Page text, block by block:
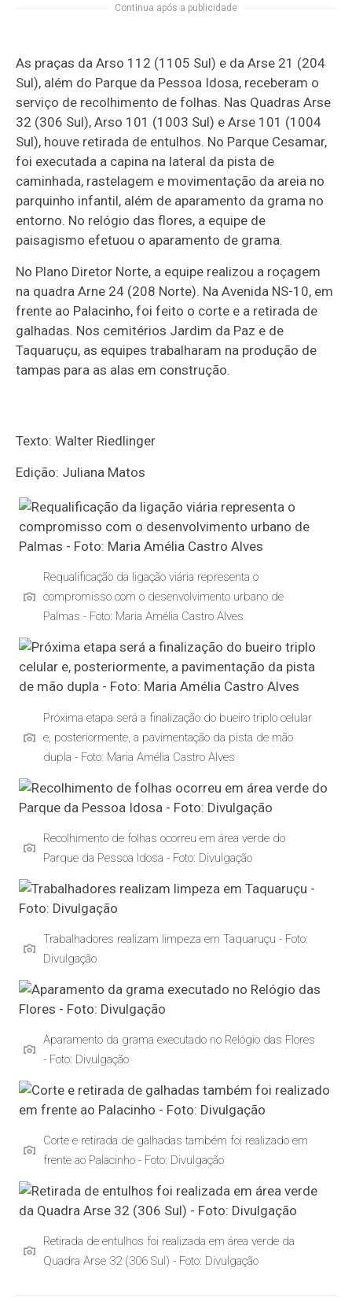
Continua após a publicidade
As praças da Arso 112 (1105 Sul) e da Arse 21 (204
Sul), além do Parque da Pessoa Idosa, receberam o
serviço de recolhimento de folhas. Nas Quadras Arse
32 (306 Sul), Arso 101 (1003 Sul) e Arse 101 (1004
Sul), houve retirada de entulhos. No Parque Cesamar,
foi executada a capina na lateral da pista de
caminhada, rastelagem e movimentação da areia no
parquinho infantil, além de aparamento da grama no
entorno. No relógio das flores, a equipe de
paisagismo efetuou o aparamento de grama.
No Plano Diretor Norte, a equipe realizou a roçagem
na quadra Arne 24 (208 Norte). Na Avenida NS-10, em
frente ao Palacinho, foi feito o corte e a retirada de
galhadas. Nos cemitérios Jardim da Paz e de
Taquaruçu, as equipes trabalharam na produção de
tampas para as alas em construção.
Texto: Walter Riedlinger
Edição: Juliana Matos
Requalificação da ligação viária representa o
compromisso com o desenvolvimento urbano de
Palmas - Foto: Maria Amélia Castro Alves
Próxima etapa será a finalização do bueiro triplo celular
e, posteriormente, a pavimentação da pista de mão
dupla - Foto: Maria Amélia Castro Alves
Recolhimento de folhas ocorreu em área verde do
Parque da Pessoa Idosa - Foto: Divulgação
Trabalhadores realizam limpeza em Taquaruçu - Foto:
Divulgação
Aparamento da grama executado no Relógio das Flores
- Foto: Divulgação
Corte e retirada de galhadas também foi realizado em
frente ao Palacinho - Foto: Divulgação
Retirada de entulhos foi realizada em área verde da
Quadra Arse 32 (306 Sul) - Foto: Divulgação